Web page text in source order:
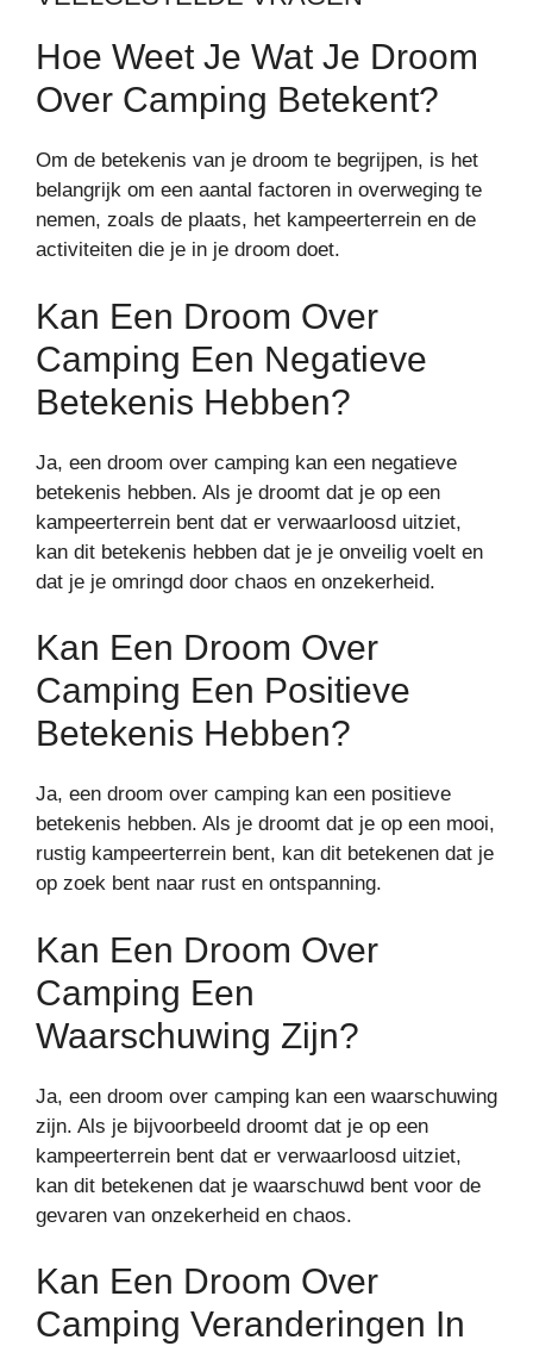
Hoe Weet Je Wat Je Droom
Over Camping Betekent?
Om de betekenis van je droom te begrijpen, is het
belangrijk om een aantal factoren in overweging te
nemen, zoals de plaats, het kampeerterrein en de
activiteiten die je in je droom doet.
Kan Een Droom Over
Camping Een Negatieve
Betekenis Hebben?
Ja, een droom over camping kan een negatieve
betekenis hebben. Als je droomt dat je op een
kampeerterrein bent dat er verwaarloosd uitziet,
kan dit betekenis hebben dat je je onveilig voelt en
dat je je omringd door chaos en onzekerheid.
Kan Een Droom Over
Camping Een Positieve
Betekenis Hebben?
Ja, een droom over camping kan een positieve
betekenis hebben. Als je droomt dat je op een mooi,
rustig kampeerterrein bent, kan dit betekenen dat je
op zoek bent naar rust en ontspanning.
Kan Een Droom Over
Camping Een
Waarschuwing Zijn?
Ja, een droom over camping kan een waarschuwing
zijn. Als je bijvoorbeeld droomt dat je op een
kampeerterrein bent dat er verwaarloosd uitziet,
kan dit betekenen dat je waarschuwd bent voor de
gevaren van onzekerheid en chaos.
Kan Een Droom Over
Camping Veranderingen In